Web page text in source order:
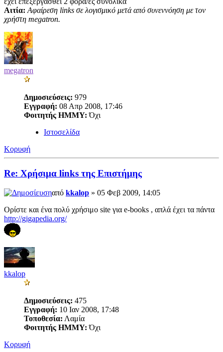
Αιτία: Αφαίρεση links σε λογισμικό μετά από συνεννόηση με τον
χρήστη megatron.
megatron
Δημοσιεύσεις: 979
Εγγραφή: 08 Απρ 2008, 17:46
Φοιτητής ΗΜΜΥ: Όχι
Ιστοσελίδα
Κορυφή
Re: Χρήσιμα links της Επιστήμης
από kkalop » 05 Φεβ 2009, 14:05
Ορίστε και ένα πολύ χρήσιμο site για e-books , απλά έχει τα πάντα
http://gigapedia.org/
kkalop
Δημοσιεύσεις: 475
Εγγραφή: 10 Ιαν 2008, 17:48
Τοποθεσία: Λαμία
Φοιτητής ΗΜΜΥ: Όχι
Κορυφή